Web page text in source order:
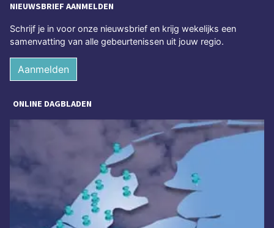
NIEUWSBRIEF AANMELDEN
Schrijf je in voor onze nieuwsbrief en krijg wekelijks een
samenvatting van alle gebeurtenissen uit jouw regio.
Aanmelden
ONLINE DAGBLADEN